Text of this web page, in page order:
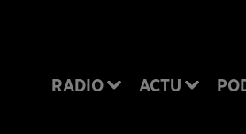
RADIO ACTU